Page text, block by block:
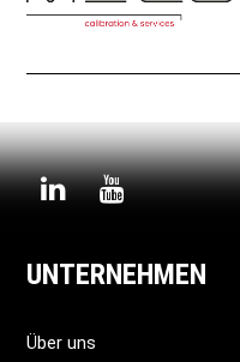
LinkedinYoutube
UNTERNEHMEN
Über uns